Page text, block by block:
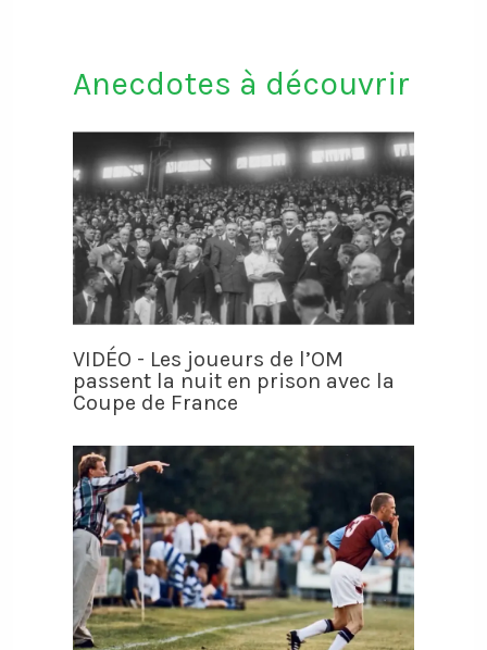
Anecdotes à découvrir
VIDÉO - Les joueurs de l’OM
passent la nuit en prison avec la
Coupe de France